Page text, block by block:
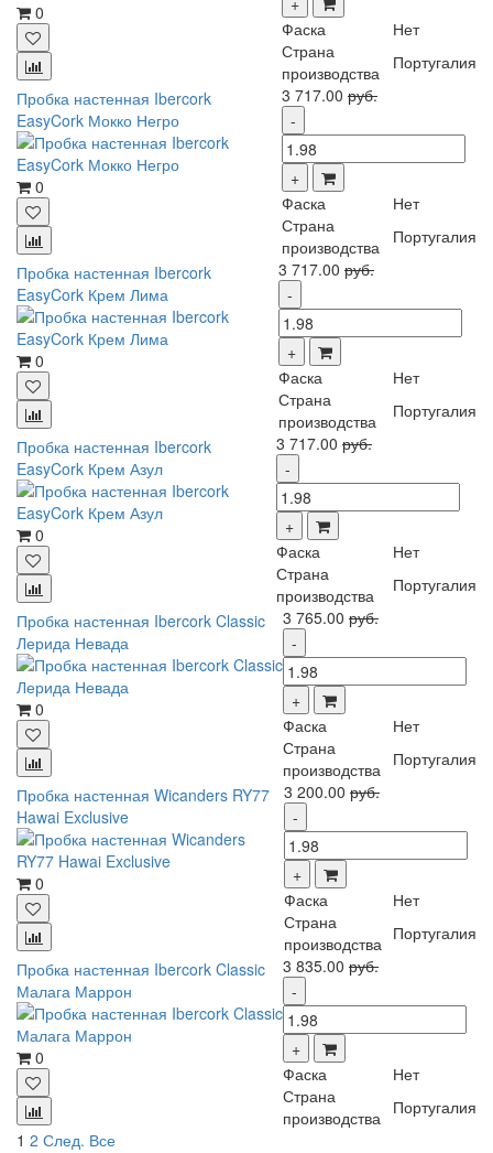
0
Фаска
Нет
Страна
производства
Португалия
Пробка настенная Ibercork
EasyCork Мокко Негро
0
3 717.00 руб.
Фаска
Нет
Страна
производства
Португалия
Пробка настенная Ibercork
EasyCork Крем Лима
0
3 717.00 руб.
Фаска
Нет
Страна
производства
Португалия
Пробка настенная Ibercork
EasyCork Крем Азул
0
3 717.00 руб.
Фаска
Нет
Страна
производства
Португалия
Пробка настенная Ibercork Classic
Лерида Невада
0
3 765.00 руб.
Фаска
Нет
Страна
производства Португалия
Пробка настенная Wicanders RY77
Hawai Exclusive
0
3 200.00 руб.
Фаска
Нет
Страна
производства Португалия
Пробка настенная Ibercork Classic
Малага Маррон
0
3 835.00 руб.
Фаска
Нет
Страна
производства Португалия
1 2 След. Все